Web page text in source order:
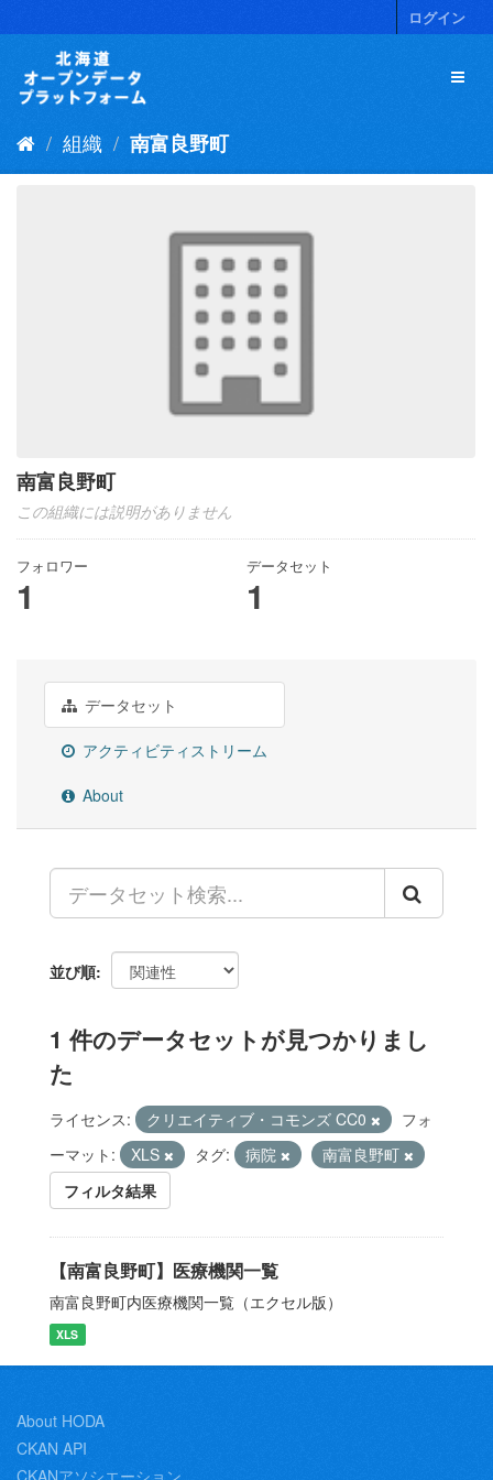
キ
ログイン
組織 南富良野町
南富良野町
この組織には説明がありません
フォロワー
1
データセット
1
データセット
アクティビティストリーム
About
並び順
1 件のデータセットが見つかりまし
た
ライセンス: クリエイティブ・コモンズ CC0
フォ
ーマット:
XLS タグ: 病院
南富良野町
フィルタ結果
【南富良野町】医療機関一覧
南富良野町内医療機関一覧（エクセル版）
XLS
About HODA
CKAN API